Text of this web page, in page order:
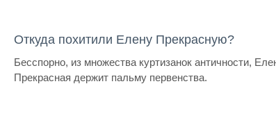
Откуда похитили Елену Прекрасную?
Бесспорно, из множества куртизанок античности,
Прекрасная держит пальму первенства.